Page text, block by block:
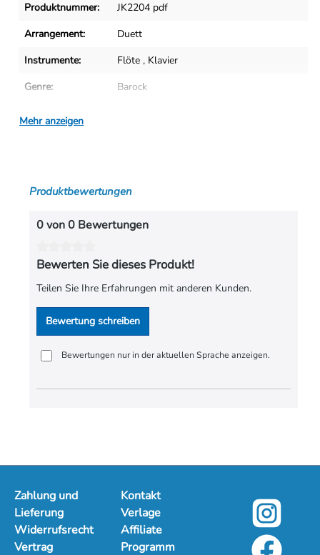
Produktnummer:
JK2204 pdf
Arrangement:
Duett
Instrumente:
Flöte , Klavier
Genre:
Barock
Ära:
Tonart:
E-Moll
Autoren:
Telemann
Spieldauer:
01:23
Jürgen Knuth
Mehr anzeigen
Produktbewertungen
0 von 0 Bewertungen
Bewerten Sie dieses Produkt!
Teilen Sie Ihre Erfahrungen mit anderen Kunden.
Bewertung schreiben
Bewertungen nur in der aktuellen Sprache anzeigen.
Zahlung und
Lieferung
Widerrufsrecht
Vertrag
Kontakt
Verlage
Affiliate
Programm